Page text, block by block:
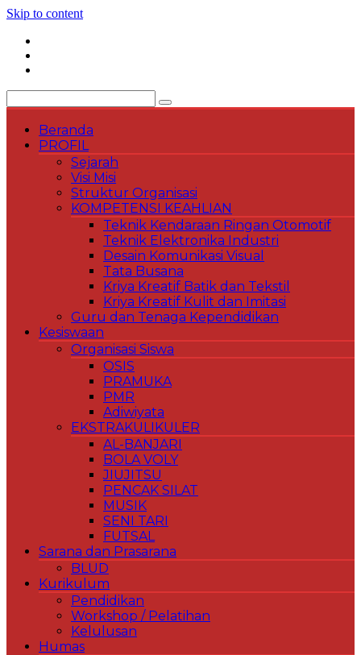
Skip to content
Beranda
PROFIL
Sejarah
Visi Misi
Struktur Organisasi
KOMPETENSI KEAHLIAN
Teknik Kendaraan Ringan Otomotif
Teknik Elektronika Industri
Desain Komunikasi Visual
Tata Busana
Kriya Kreatif Batik dan Tekstil
Kriya Kreatif Kulit dan Imitasi
Guru dan Tenaga Kependidikan
Kesiswaan
Organisasi Siswa
OSIS
PRAMUKA
PMR
Adiwiyata
EKSTRAKULIKULER
AL-BANJARI
BOLA VOLY
JIUJITSU
PENCAK SILAT
MUSIK
SENI TARI
FUTSAL
Sarana dan Prasarana
BLUD
Kurikulum
Pendidikan
Workshop / Pelatihan
Kelulusan
Humas